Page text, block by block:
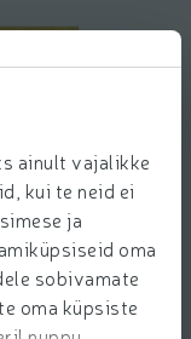
ainult vajalikke
kui te neid ei
ja
oma
sobivamate
oma küpsiste